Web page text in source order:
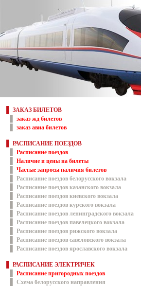
ЗАКАЗ БИЛЕТОВ
заказ жд билетов
заказ авиа билетов
РАСПИСАНИЕ ПОЕЗДОВ
Расписание поездов
Наличие и цены на билеты
Частые запросы наличия билетов
Расписание поездов белорусского вокзала
Расписание поездов казанского вокзала
Расписание поездов киевского вокзала
Расписание поездов курского вокзала
Расписание поездов ленинградского вокзала
Расписание поездов павелецкого вокзала
Расписание поездов рижского вокзала
Расписание поездов савеловского вокзала
Расписание поездов ярославского вокзала
РАСПИСАНИЕ ЭЛЕКТРИЧЕК
Расписание пригородных поездов
Схема белорусского направления